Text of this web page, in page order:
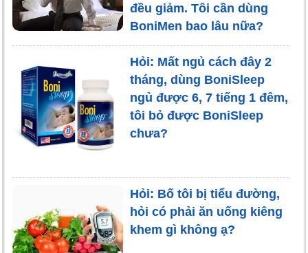
đều giảm. Tôi cần dùng
BoniMen bao lâu nữa?
Hỏi: Mất ngủ cách đây 2
tháng, dùng BoniSleep
ngủ được 6, 7 tiếng 1 đêm,
tôi bỏ được BoniSleep
chưa?
Hỏi: Bố tôi bị tiểu đường,
hỏi có phải ăn uống kiêng
khem gì không ạ?